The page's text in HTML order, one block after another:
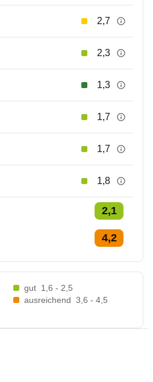
2,7
2,3
1,3
1,7
1,7
1,8
2,1
4,2
gut 1,6 - 2,5
ausreichend 3,6 - 4,5